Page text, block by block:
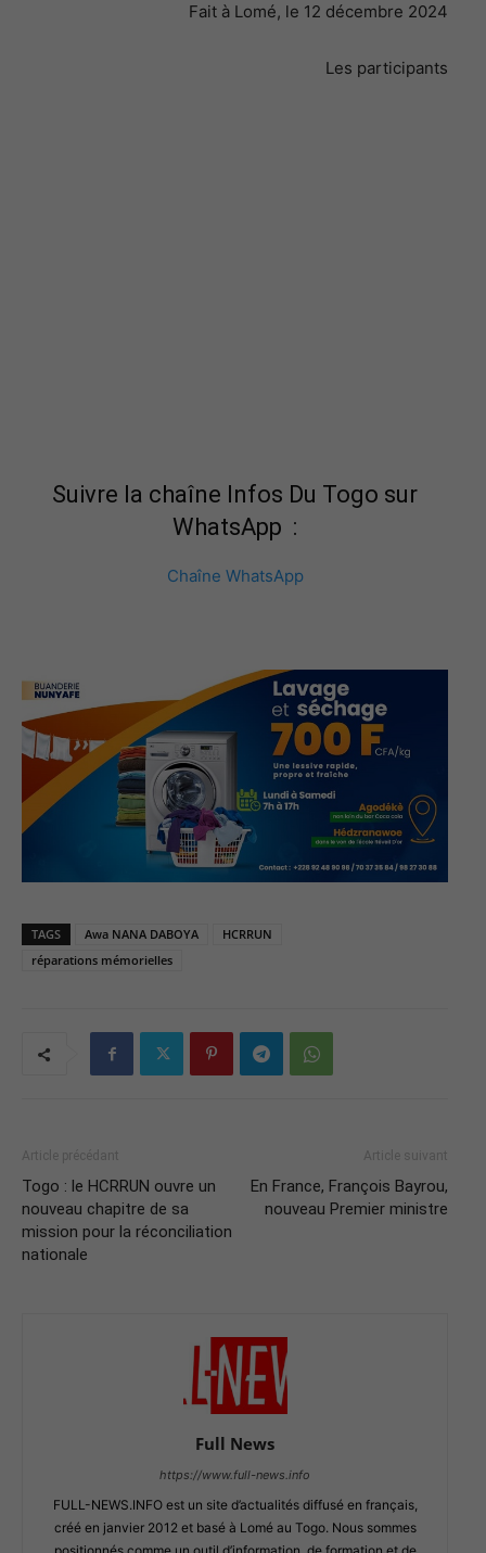
Fait à Lomé, le 12 décembre 2024
Les participants
Suivre la chaîne Infos Du Togo sur
WhatsApp :
Chaîne WhatsApp
TAGS Awa NANA DABOYA
HCRRUN
réparations mémorielles
Article précédant
Togo : le HCRRUN ouvre un
nouveau chapitre de sa
mission pour la réconciliation
nationale
Article suivant
En France, François Bayrou,
nouveau Premier ministre
Full News
https://www.full-news.info
FULL-NEWS.INFO est un site d’actualités diffusé en français,
créé en janvier 2012 et basé à Lomé au Togo. Nous sommes